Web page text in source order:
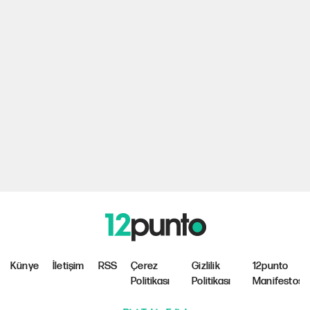
Künye İletişim RSS
Çerez
Politikası
Gizlilik
Politikası
12punto
Manifestosu